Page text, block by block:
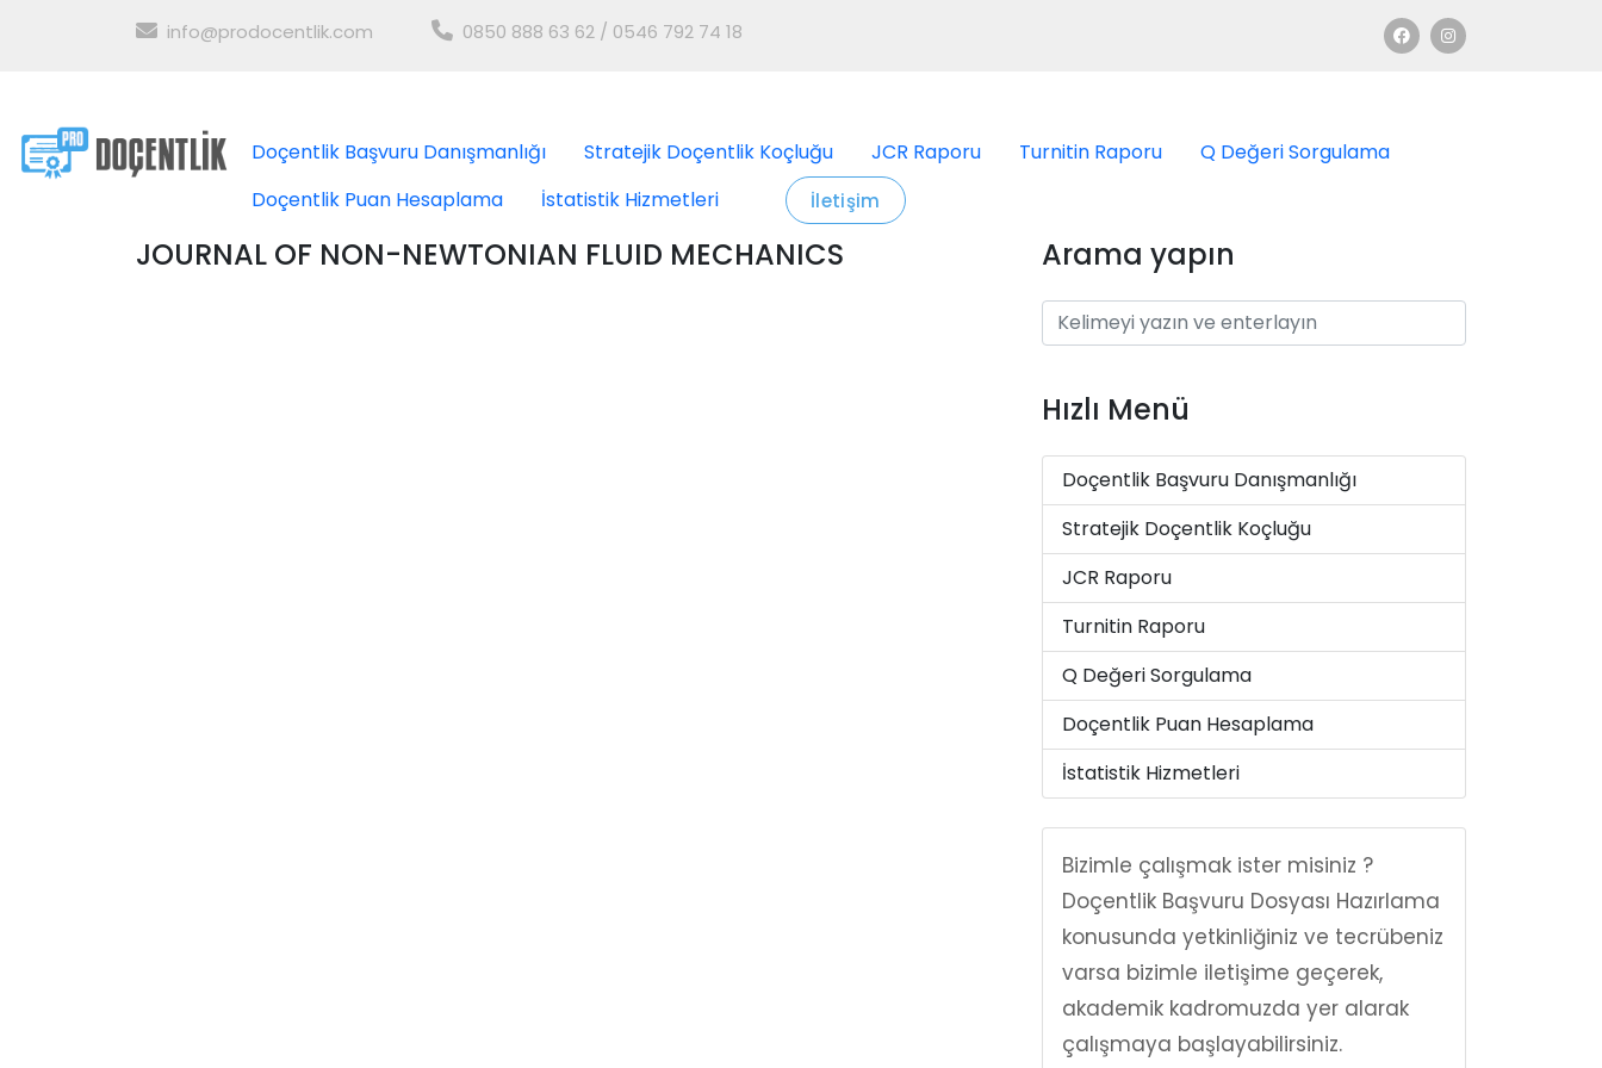
info@prodocentlik.com 0850 888 63 62 / 0546 792 74 18
Doçentlik Başvuru Danışmanlığı Stratejik Doçentlik Koçluğu JCR Raporu Turnitin Raporu
Q Değeri Sorgulama
Doçentlik Puan Hesaplama
İstatistik Hizmetleri İletişim
JOURNAL OF NON-NEWTONIAN FLUID MECHANICS Arama yapın
Hızlı Menü
Doçentlik Başvuru Danışmanlığı
Stratejik Doçentlik Koçluğu
JCR Raporu
Turnitin Raporu
Q Değeri Sorgulama
Doçentlik Puan Hesaplama
İstatistik Hizmetleri
Bizimle çalışmak ister misiniz ?
Doçentlik Başvuru Dosyası Hazırlama
konusunda yetkinliğiniz ve tecrübeniz
varsa bizimle iletişime geçerek,
akademik kadromuzda yer alarak
çalışmaya başlayabilirsiniz.